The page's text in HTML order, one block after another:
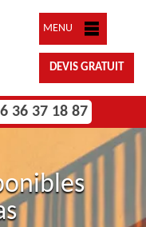
MENU
DEVIS GRATUIT
36 37 18 87